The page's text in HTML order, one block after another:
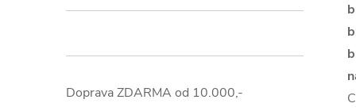
Doprava ZDARMA od 10.000,-